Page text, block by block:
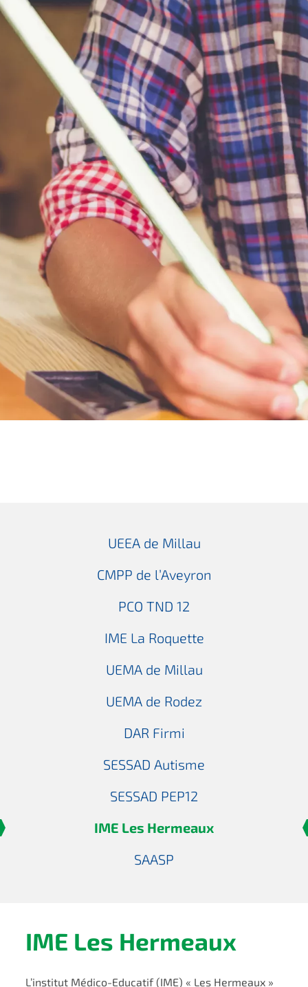
UEEA de Millau
CMPP de l’Aveyron
PCO TND 12
IME La Roquette
UEMA de Millau
UEMA de Rodez
DAR Firmi
SESSAD Autisme
SESSAD PEP12
IME Les Hermeaux
SAASP
IME Les Hermeaux
L’institut Médico-Educatif (IME) « Les Hermeaux »